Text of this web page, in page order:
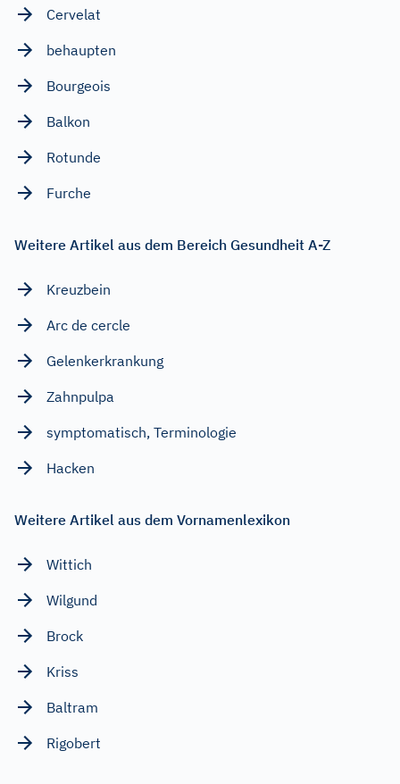
Cervelat
behaupten
Bourgeois
Balkon
Rotunde
Furche
Weitere Artikel aus dem Bereich Gesundheit A-Z
Kreuzbein
Arc de cercle
Gelenkerkrankung
Zahnpulpa
symptomatisch, Terminologie
Hacken
Weitere Artikel aus dem Vornamenlexikon
Wittich
Wilgund
Brock
Kriss
Baltram
Rigobert